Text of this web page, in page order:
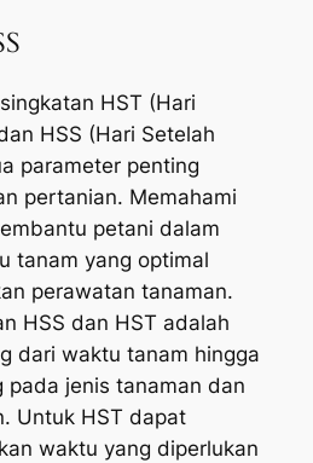
HST (Hari
HSS (Hari Setelah
parameter penting
pertanian. Memahami
petani dalam
tanam yang optimal
perawatan tanaman.
HSS dan HST adalah
dari waktu tanam hingga
pada jenis tanaman dan
Untuk HST dapat
waktu yang diperlukan